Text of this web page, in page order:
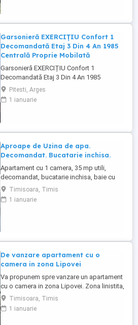
rapid ...
Garsonieră EXERCIȚIU Confort 1
Decomandată Etaj 3 Din 4 An 1985
Centrală Proprie Mobilată
Garsonieră EXERCIȚIU Confort 1
Decomandată Etaj 3 Din 4 An 1985
Centrală Proprie Mobilată - Agenția
Imobiliară * KRISSS * prezintă spre
vânzare, în exclusivitate, o garsonieră
accesului rapid ...
Pitesti, Arges
1 ianuarie
Aproape de Uzina de apa.
Decomandat. Bucatarie inchisa.
Apartament cu 1 camera, 35 mp utili,
decomandat, bucatarie inchisa, baie cu
geam, incalzire in pardoseala, geamuri
tripan, loc de parcare in CF, 58.000 Euro.
0755793075
Timisoara, Timis
1 ianuarie
De vanzare apartament cu o
camera in zona Lipovei
Va propunem spre vanzare un apartament
cu o camera in zona Lipovei. Zona linistita,
aproape de Iulius Mall, mijloace de
transport in comun. Apartamentul se vinde
ca in poze, vanzare imediata. Dispune de
Timisoara, Timis
1 ianuarie